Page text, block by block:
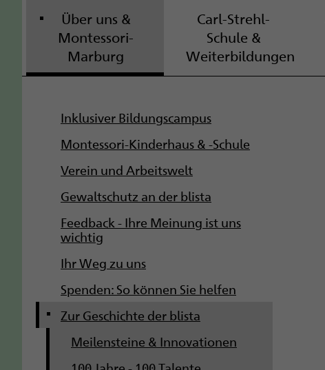
Über uns &
Montessori-
Marburg
Carl-Strehl-
Schule &
Weiterbildungen
g
Inklusiver Bildungscampus
Montessori-Kinderhaus & -Schule
Verein und Arbeitswelt
Gewaltschutz an der blista
Feedback - Ihre Meinung ist uns
wichtig
Ihr Weg zu uns
Spenden: So können Sie helfen
Zur Geschichte der blista
Meilensteine & Innovationen